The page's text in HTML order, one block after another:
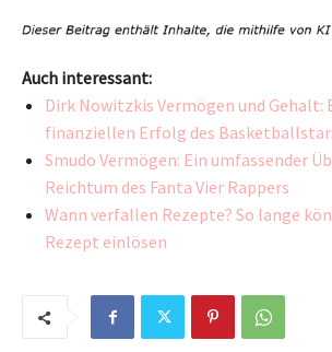
Auch interessant:
Dirk Nowitzkis Vermögen und Gehalt:
finanziellen Erfolg des
Smudo Vermögen: Ein umfassender
Reichtum des Fanta Vier Rappers
Wann verfallen Rezepte? So lange
Rezept einlösen